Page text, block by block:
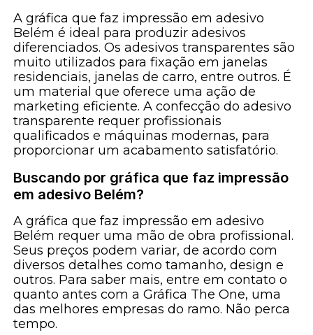
A gráfica que faz impressão em adesivo
Belém é ideal para produzir adesivos
diferenciados. Os adesivos transparentes são
muito utilizados para fixação em janelas
residenciais, janelas de carro, entre outros. É
um material que oferece uma ação de
marketing eficiente. A confecção do adesivo
transparente requer profissionais
qualificados e máquinas modernas, para
proporcionar um acabamento satisfatório.
Buscando por gráfica que faz impressão
em adesivo Belém?
A gráfica que faz impressão em adesivo
Belém requer uma mão de obra profissional.
Seus preços podem variar, de acordo com
diversos detalhes como tamanho, design e
outros. Para saber mais, entre em contato o
quanto antes com a Gráfica The One, uma
das melhores empresas do ramo. Não perca
tempo.